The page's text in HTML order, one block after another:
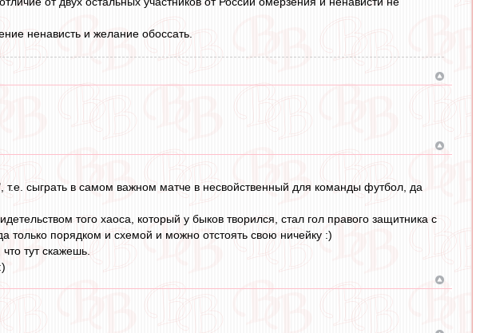
ненависть и желание обоссать.
т.е. сыграть в самом важном матче в несвойственный для команды футбол, да
того хаоса, который у быков творился, стал гол правого защитника с
порядком и схемой и можно отстоять свою ничейку :)
тут скажешь.